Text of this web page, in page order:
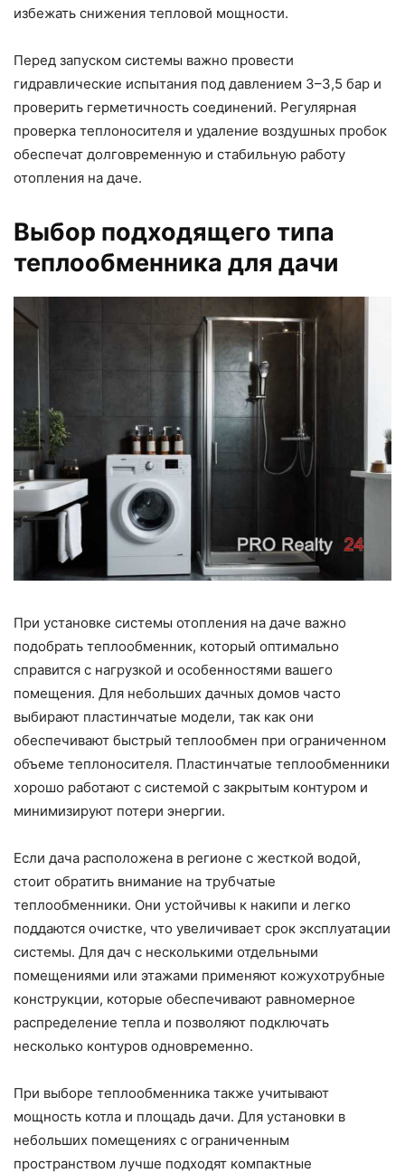
избежать снижения тепловой мощности.
Перед запуском системы важно провести
гидравлические испытания под давлением 3–3,5 бар и
проверить герметичность соединений. Регулярная
проверка теплоносителя и удаление воздушных пробок
обеспечат долговременную и стабильную работу
отопления на даче.
Выбор подходящего типа
теплообменника для дачи
При установке системы отопления на даче важно
подобрать теплообменник, который оптимально
справится с нагрузкой и особенностями вашего
помещения. Для небольших дачных домов часто
выбирают пластинчатые модели, так как они
обеспечивают быстрый теплообмен при ограниченном
объеме теплоносителя. Пластинчатые теплообменники
хорошо работают с системой с закрытым контуром и
минимизируют потери энергии.
Если дача расположена в регионе с жесткой водой,
стоит обратить внимание на трубчатые
теплообменники. Они устойчивы к накипи и легко
поддаются очистке, что увеличивает срок эксплуатации
системы. Для дач с несколькими отдельными
помещениями или этажами применяют кожухотрубные
конструкции, которые обеспечивают равномерное
распределение тепла и позволяют подключать
несколько контуров одновременно.
При выборе теплообменника также учитывают
мощность котла и площадь дачи. Для установки в
небольших помещениях с ограниченным
пространством лучше подходят компактные